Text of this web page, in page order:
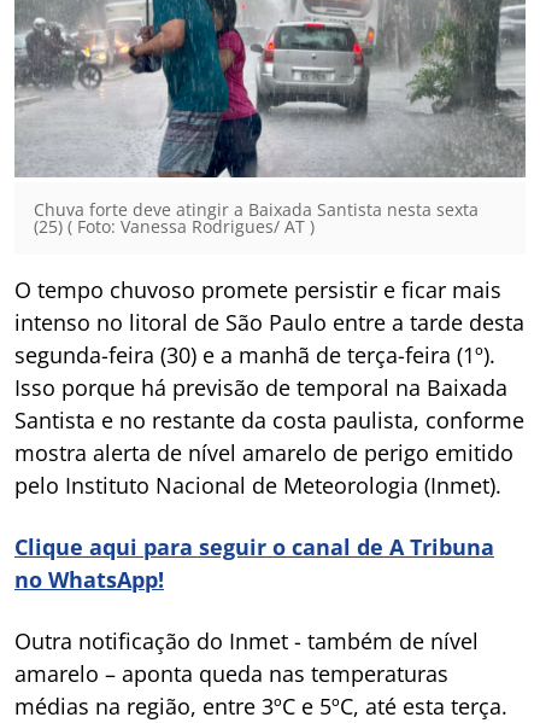
Chuva forte deve atingir a Baixada Santista nesta sexta
(25) ( Foto: Vanessa Rodrigues/ AT )
O tempo chuvoso promete persistir e ficar mais
intenso no litoral de São Paulo entre a tarde desta
segunda-feira (30) e a manhã de terça-feira (1º).
Isso porque há previsão de temporal na Baixada
Santista e no restante da costa paulista, conforme
mostra alerta de nível amarelo de perigo emitido
pelo Instituto Nacional de Meteorologia (Inmet).
Clique aqui para seguir o canal de A Tribuna
no WhatsApp!
Outra notificação do Inmet - também de nível
amarelo – aponta queda nas temperaturas
médias na região, entre 3ºC e 5ºC, até esta terça.